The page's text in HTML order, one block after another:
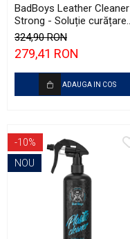
BadBoys Leather Cleaner
Strong - Soluție curățare
piele (formula strong) (5L)
324,90 RON
279,41 RON
ADAUGA IN COS
-10%
NOU